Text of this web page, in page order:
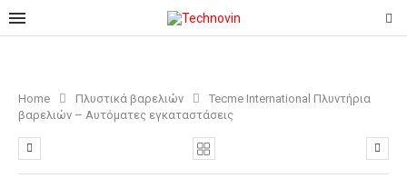
Home Πλυστικά βαρελιών
Tecme International Πλυντήρια
βαρελιών – Aυτόματες εγκαταστάσεις